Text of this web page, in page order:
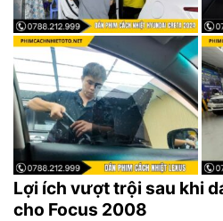
Lợi ích vượt trội sau khi
cho Focus 2008